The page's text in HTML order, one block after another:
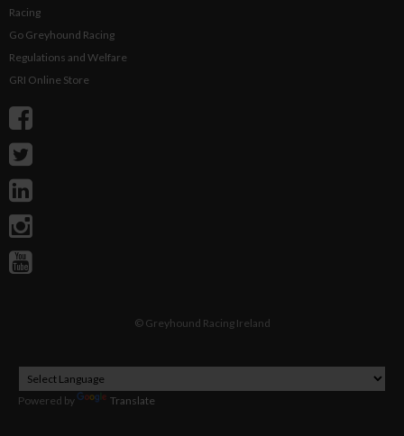
Racing
Go Greyhound Racing
Regulations and Welfare
GRI Online Store
© Greyhound Racing Ireland
Powered by Translate